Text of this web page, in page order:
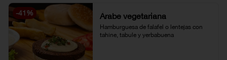
-41 % Árabe vegetariana
Hamburguesa de falafel o lentejas con
tahine, tabule y yerbabuena